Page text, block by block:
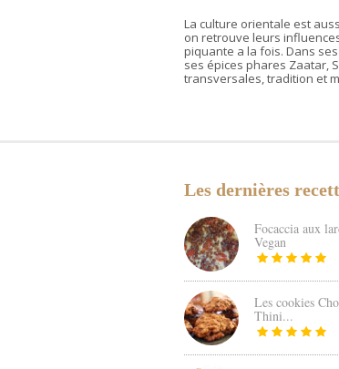
La culture orientale est
on retrouve leurs
piquante a la fois. Dans
ses épices phares Zaatar,
transversales, tradition et
Les dernières
Focaccia aux
Vegan
Les cookies
Thini...